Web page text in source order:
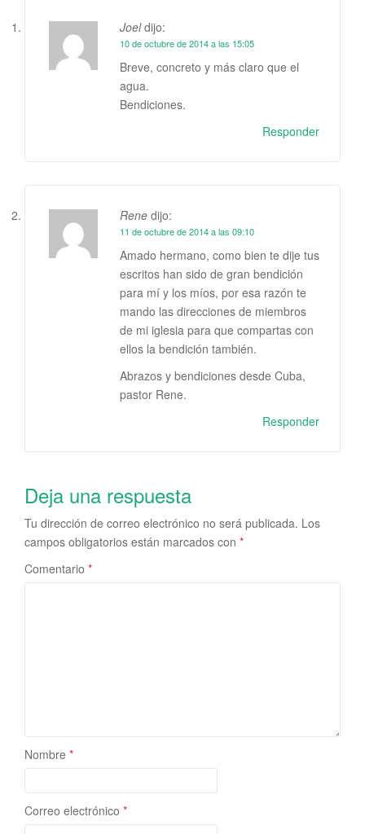
Joel dijo:
10 de octubre de 2014 a las 15:05
Breve, concreto y más claro que el
agua.
Bendiciones.
Responder
Rene dijo:
11 de octubre de 2014 a las 09:10
Amado hermano, como bien te dije tus
escritos han sido de gran bendición
para mí y los míos, por esa razón te
mando las direcciones de miembros
de mi iglesia para que compartas con
ellos la bendición también.
Abrazos y bendiciones desde Cuba,
pastor Rene.
Responder
Deja una respuesta
Tu dirección de correo electrónico no será publicada. Los
campos obligatorios están marcados con *
Comentario *
Nombre *
Correo electrónico *